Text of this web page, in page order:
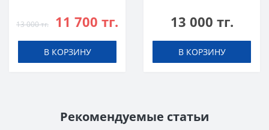
13 000 тг. 11 700 тг.
В КОРЗИНУ
13 000 тг.
В КОРЗИНУ
Рекомендуемые статьи